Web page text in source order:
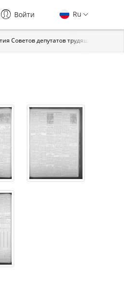
Ru
Войти
Советов депутатов трудящихся СССР.